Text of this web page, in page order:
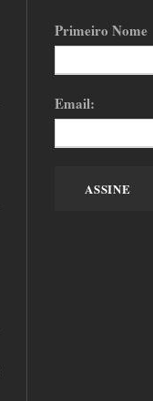
Primeiro Nome
Email: